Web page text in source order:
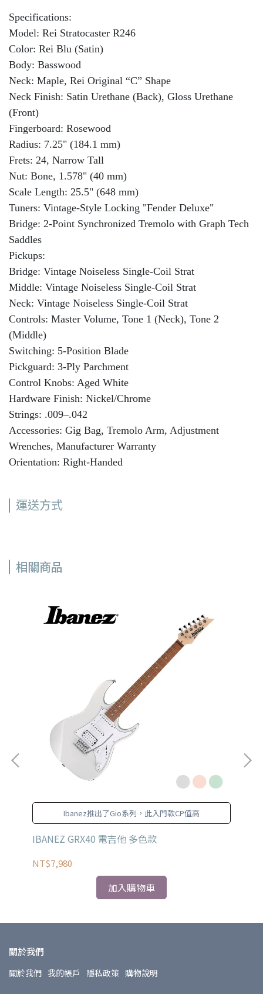
Specifications:
Model: Rei Stratocaster R246
Color: Rei Blu (Satin)
Body: Basswood
Neck: Maple, Rei Original “C” Shape
Neck Finish: Satin Urethane (Back), Gloss Urethane
(Front)
Fingerboard: Rosewood
Radius: 7.25" (184.1 mm)
Frets: 24, Narrow Tall
Nut: Bone, 1.578" (40 mm)
Scale Length: 25.5" (648 mm)
Tuners: Vintage-Style Locking "Fender Deluxe"
Bridge: 2-Point Synchronized Tremolo with Graph Tech
Saddles
Pickups:
Bridge: Vintage Noiseless Single-Coil Strat
Middle: Vintage Noiseless Single-Coil Strat
Neck: Vintage Noiseless Single-Coil Strat
Controls: Master Volume, Tone 1 (Neck), Tone 2
(Middle)
Switching: 5-Position Blade
Pickguard: 3-Ply Parchment
Control Knobs: Aged White
Hardware Finish: Nickel/Chrome
Strings: .009–.042
Accessories: Gig Bag, Tremolo Arm, Adjustment
Wrenches, Manufacturer Warranty
Orientation: Right-Handed
運送方式
相關商品
Ibanez推出了Gio系列，此入門款CP值高
IBANEZ GRX40 電吉他 多色款
NT$7,980
加入購物車
關於我們
關於我們 我的帳戶 隱私政策 購物說明